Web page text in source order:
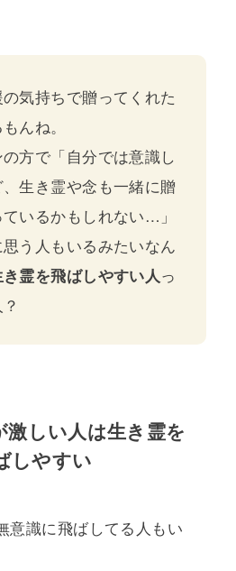
気持ちで贈ってくれた
んね。
方で「自分では意識し
生き霊や念も一緒に贈
いるかもしれない…」
う人もいるみたいなん
霊を飛ばしやすい人っ
激しい人は生き霊を
しやすい
意識に飛ばしてる人もい